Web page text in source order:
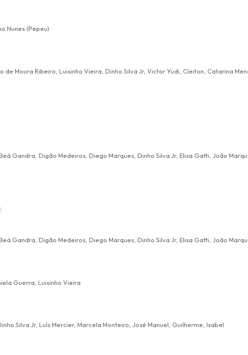
Nunes (Pepeu)
Guerra, Luisinho Vieira
Silva Jr, Luís Mercier, Marcela Monteiro, José Manuel, Guilherme, Isabel